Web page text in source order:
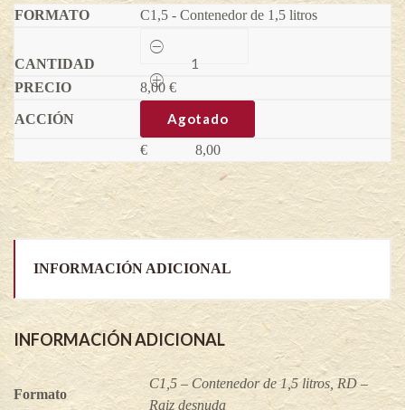
C1,5 - Contenedor de 1,5 litros
Parra
Moscatel
-
Ottonel
Vitis
vinifera
quantity
8,00 €
Agotado
€ 8,00
INFORMACIÓN ADICIONAL
INFORMACIÓN ADICIONAL
Formato
C1,5 – Contenedor de 1,5 litros, RD –
Raiz desnuda